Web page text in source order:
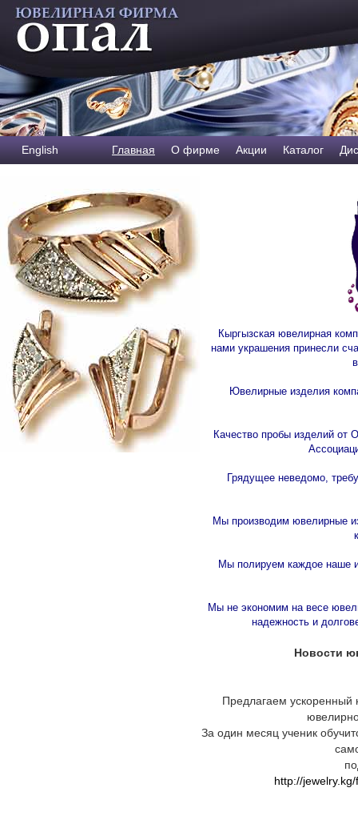
English Главная О фирме Акции Каталог
Кыргызская ювелирная
нами украшения принесли
Ювелирные изделия
Качество пробы изделий от
Грядущее неведомо,
Мы производим ювелирные
Мы полируем каждое наше
Мы не экономим на весе
надежность и
Новости
Предлагаем
За один месяц ученик
http://